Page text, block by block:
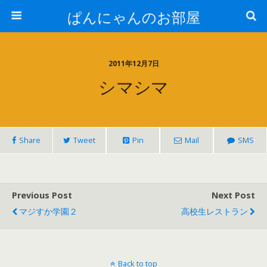
ぱんにゃんのお部屋
2011年12月7日
シマシマ
Share Tweet Pin Mail SMS
Previous Post
マジすか学園２
Next Post
高校生レストラン
Back to top